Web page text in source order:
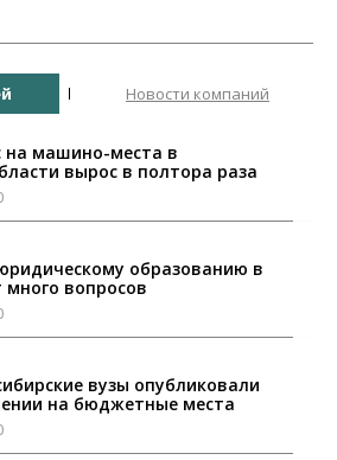
Новости компаний
на машино-места в
вырос в полтора раза
образованию в
много вопросов
вузы опубликовали
на бюджетные места